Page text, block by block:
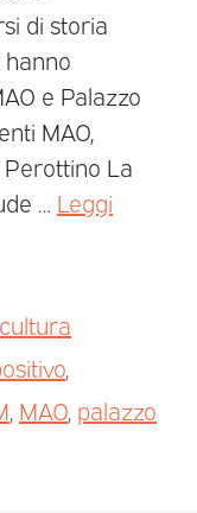
di storia
hanno
e Palazzo
MAO,
Perottino La
… Leggi
,
, MAO, palazzo